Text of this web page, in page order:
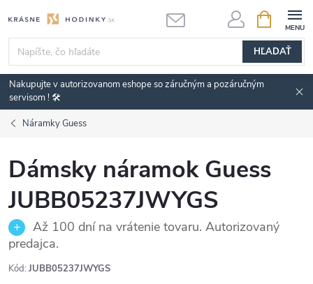
na
obsah
HĽADAŤ
KOŠÍK
Nakupujte v autorizovanom eshope so záručným a pozáručným
servisom ! 🛠️
Náramky Guess
Dámsky náramok Guess
JUBB05237JWYGS
Až 100 dní na vrátenie tovaru. Autorizovaný
predajca.
Kód: JUBB05237JWYGS